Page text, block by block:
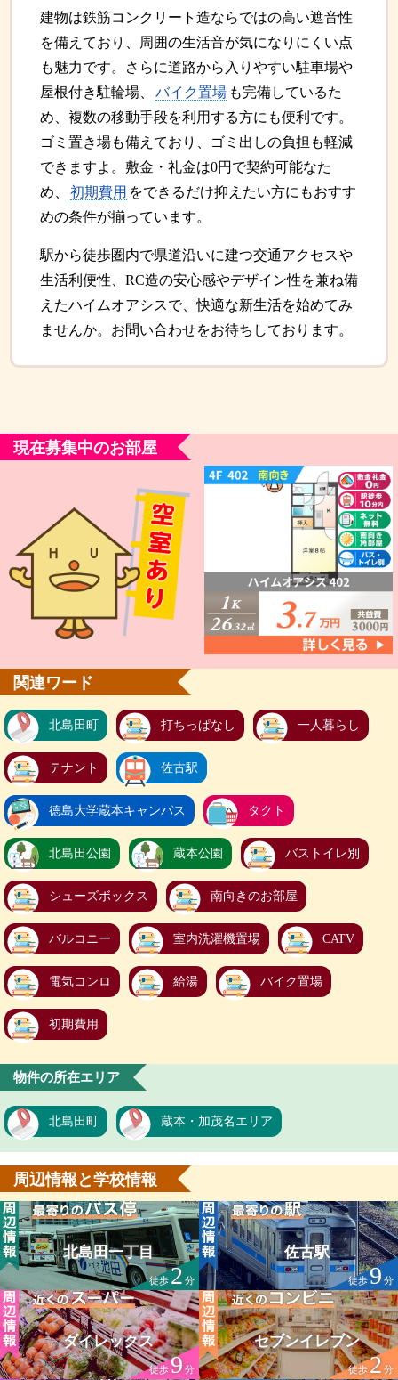
建物は鉄筋コンクリート造ならではの高い遮音性
を備えており、周囲の生活音が気になりにくい点
も魅力です。さらに道路から入りやすい駐車場や
屋根付き駐輪場、
バイク置場 も完備しているた
め、複数の移動手段を利用する方にも便利です。
ゴミ置き場も備えており、ゴミ出しの負担も軽減
できますよ。敷金・礼金は0円で契約可能なた
め、
初期費用 をできるだけ抑えたい方にもおすす
めの条件が揃っています。
駅から徒歩圏内で県道沿いに建つ交通アクセスや
生活利便性、RC造の安心感やデザイン性を兼ね備
えたハイムオアシスで、快適な新生活を始めてみ
ませんか。お問い合わせをお待ちしております。
現在募集中のお部屋
関連ワード
北島田町 打ちっぱなし 一人暮らし
テナント 佐古駅
徳島大学蔵本キャンパス タクト
北島田公園 蔵本公園 バストイレ別
シューズボックス 南向きのお部屋
バルコニー 室内洗濯機置場 CATV
電気コンロ 給湯 バイク置場
初期費用
物件の所在エリア
北島田町 蔵本・加茂名エリア
周辺情報と学校情報
北島田一丁目
徒歩2 分
佐古駅
徒歩9分
ダイレックス
徒歩9分
セブンイレブン
徒歩2分